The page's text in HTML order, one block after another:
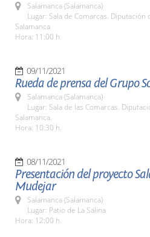
Salamanca (Salamanca)
Lugar: Sala de Comarcas. Diputación
Salamanca
Hora: 11:00 h.
09/11/2021
Rueda de prensa del Grupo
Salamanca (Salamanca)
Lugar: Sala de las Comarcas.
Salamanca.
Hora: 10:30 h.
08/11/2021
Presentación del proyecto
Mudejar
Salamanca (Salamanca)
Lugar: Patio de La Salina
Hora: 12:00 h.